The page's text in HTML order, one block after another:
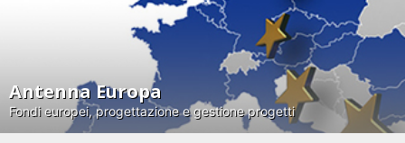
Antenna Europa
Fondi europei, progettazione e gestione progetti